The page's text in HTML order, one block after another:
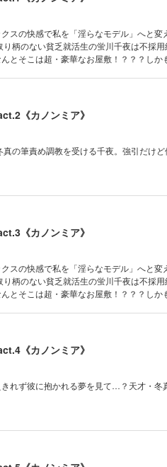
スの快感で私を「淫らなモデル」へと変
とそこは超・豪華なお屋敷！？？？しか
だった千夜の人生は次第に「世界的な画
《カノンミア》
の筆責め調教を受ける千夜。強引だけ
《カノンミア》
スの快感で私を「淫らなモデル」へと変
とそこは超・豪華なお屋敷！？？？しか
だった千夜の人生は次第に「世界的な画
《カノンミア》
れず彼に抱かれる夢を見て…？天才・冬